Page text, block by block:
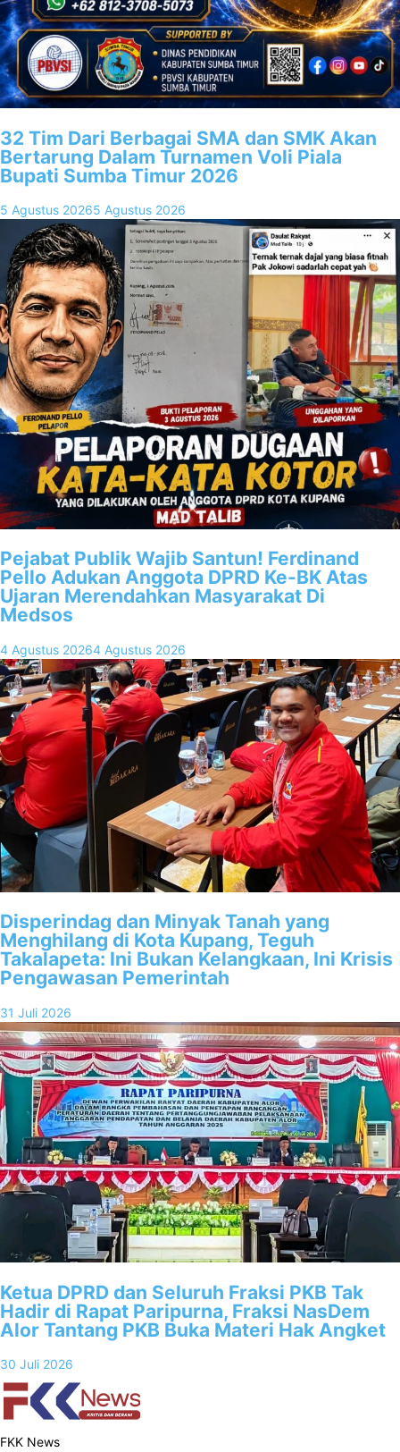
32 Tim Dari Berbagai SMA dan SMK Akan
Bertarung Dalam Turnamen Voli Piala
Bupati Sumba Timur 2026
5 Agustus 20265 Agustus 2026
Pejabat Publik Wajib Santun! Ferdinand
Pello Adukan Anggota DPRD Ke-BK Atas
Ujaran Merendahkan Masyarakat Di
Medsos
4 Agustus 20264 Agustus 2026
Disperindag dan Minyak Tanah yang
Menghilang di Kota Kupang, Teguh
Takalapeta: Ini Bukan Kelangkaan, Ini Krisis
Pengawasan Pemerintah
31 Juli 2026
Ketua DPRD dan Seluruh Fraksi PKB Tak
Hadir di Rapat Paripurna, Fraksi NasDem
Alor Tantang PKB Buka Materi Hak Angket
30 Juli 2026
FKK News